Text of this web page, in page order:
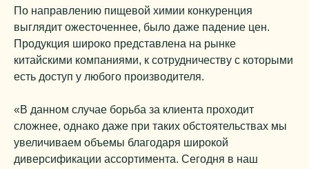
По направлению пищевой химии конкуренция
выглядит ожесточеннее, было даже падение цен.
Продукция широко представлена на рынке
китайскими компаниями, к сотрудничеству с которыми
есть доступ у любого производителя.
«В данном случае борьба за клиента проходит
сложнее, однако даже при таких обстоятельствах мы
увеличиваем объемы благодаря широкой
диверсификации ассортимента. Сегодня в наш